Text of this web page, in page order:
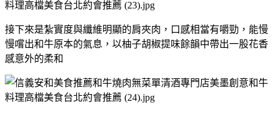
接下來是紮實度與纖維明顯的肩夾肉，口感相當有嚼勁，能慢
慢嚐出和牛原本的氣息，以柚子胡椒提味餘韻中帶出一股花香
感意外的柔和